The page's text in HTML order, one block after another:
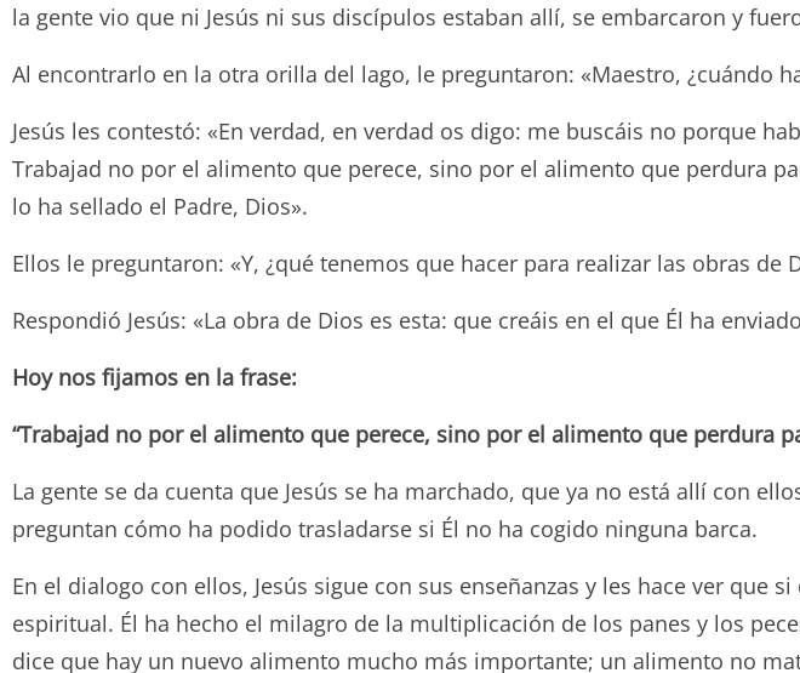
la gente vio que ni Jesús ni sus discípulos estaban allí, se embarcaron y
Al encontrarlo en la otra orilla del lago, le preguntaron: «Maestro, ¿cuándo
Jesús les contestó: «En verdad, en verdad os digo: me buscáis no porque
Trabajad no por el alimento que perece, sino por el alimento que perdura
lo ha sellado el Padre, Dios».
Ellos le preguntaron: «Y, ¿qué tenemos que hacer para realizar las obras de
Respondió Jesús: «La obra de Dios es esta: que creáis en el que Él ha
Hoy nos fijamos en la frase:
“Trabajad no por el alimento que perece, sino por el alimento que perdura
La gente se da cuenta que Jesús se ha marchado, que ya no está allí con
preguntan cómo ha podido trasladarse si Él no ha cogido ninguna barca.
En el dialogo con ellos, Jesús sigue con sus enseñanzas y les hace ver
espiritual. Él ha hecho el milagro de la multiplicación de los panes y los
dice que hay un nuevo alimento mucho más importante; un alimento no